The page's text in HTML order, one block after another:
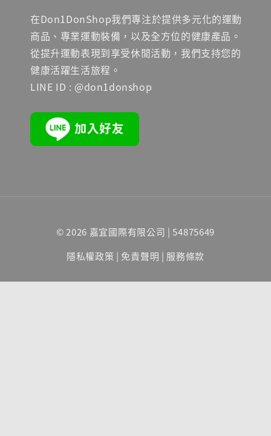
在Don1DonShop我們專注於提供多元化的運動
商品、專業運動裝備，以及全方位的健康產品。
從提升運動表現到享受休閒活動，我們支持您的
健康活躍生活旅程。
LINE ID : @don1donshop
© 2026 嘉宜國際有限公司 | 54875649
隱私權政策 | 免責聲明 | 服務條款